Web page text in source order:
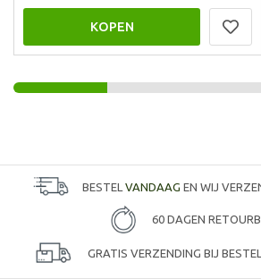
KOPEN
BESTEL VANDAAG EN WIJ
60 DAGEN
GRATIS VERZENDING BIJ